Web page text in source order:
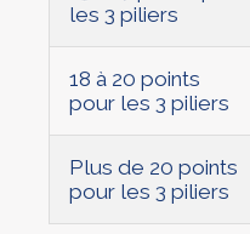
les 3 piliers
18 à 20 points
pour les 3 piliers
Plus de 20 points
pour les 3 piliers